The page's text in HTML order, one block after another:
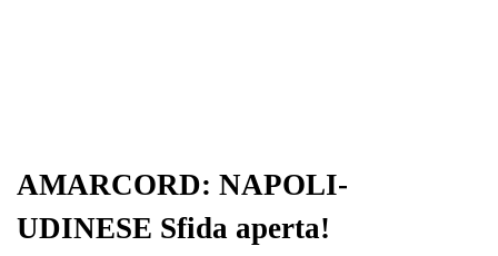
AMARCORD: NAPOLI-
UDINESE Sfida aperta!